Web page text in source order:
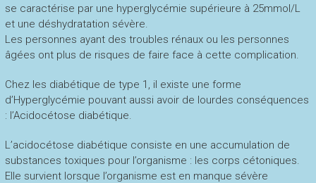
se caractérise par une hyperglycémie supérieure à 25mmol/L
et une déshydratation sévère.
Les personnes ayant des troubles rénaux ou les personnes
âgées ont plus de risques de faire face à cette complication.
Chez les diabétique de type 1, il existe une forme
d’Hyperglycémie pouvant aussi avoir de lourdes conséquences
: l’Acidocétose diabétique.
L’acidocétose diabétique consiste en une accumulation de
substances toxiques pour l’organisme : les corps cétoniques.
Elle survient lorsque l’organisme est en manque sévère